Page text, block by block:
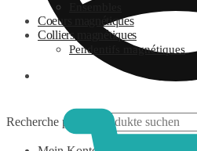
Recherche pour :
Ensembles
Coeurs magnétiques
Colliers magnétiques
Pendentifs magnétiques